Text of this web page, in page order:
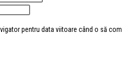
pentru data viitoare când o să